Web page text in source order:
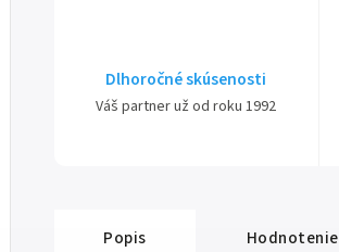
Dlhoročné skúsenosti
Váš partner už od roku 1992
Popis Hodnotenie